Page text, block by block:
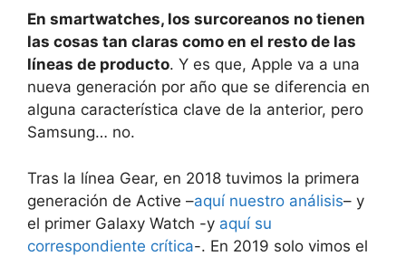
En smartwatches, los surcoreanos no tienen
las cosas tan claras como en el resto de las
líneas de producto. Y es que, Apple va a una
nueva generación por año que se diferencia en
alguna característica clave de la anterior, pero
Samsung… no.
Tras la línea Gear, en 2018 tuvimos la primera
generación de Active –aquí nuestro análisis– y
el primer Galaxy Watch -y aquí su
correspondiente crítica-. En 2019 solo vimos el